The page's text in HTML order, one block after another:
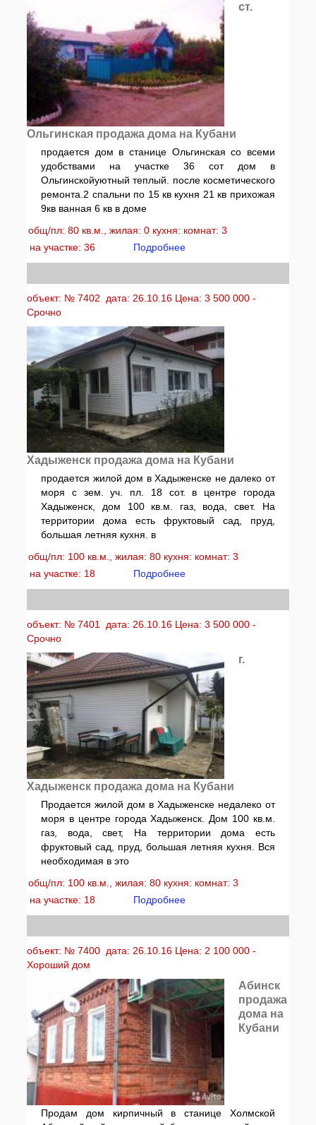
ст.
Ольгинская продажа дома на Кубани
продается дом в станице Ольгинская со всеми
удобствами на участке 36 сот дом в
Ольгинскойуютный теплый. после косметического
ремонта.2 спальни по 15 кв кухня 21 кв прихожая
9кв ванная 6 кв в доме
общ/пл: 80 кв.м., жилая: 0 кухня: комнат: 3
на участке: 36
Подробнее
объект: № 7402 дата: 26.10.16 Цена: 3 500 000 -
Срочно
Хадыженск продажа дома на Кубани
продается жилой дом в Хадыженске не далеко от
моря с зем. уч. пл. 18 сот. в центре города
Хадыженск, дом 100 кв.м. газ, вода, свет. На
территории дома есть фруктовый сад, пруд,
большая летняя кухня. в
общ/пл: 100 кв.м., жилая: 80 кухня: комнат: 3
на участке: 18
Подробнее
объект: № 7401 дата: 26.10.16 Цена: 3 500 000 -
Срочно
г.
Хадыженск продажа дома на Кубани
Продается жилой дом в Хадыженске недалеко от
моря в центре города Хадыженск. Дом 100 кв.м.
газ, вода, свет, На территории дома есть
фруктовый сад, пруд, большая летняя кухня. Вся
необходимая в это
общ/пл: 100 кв.м., жилая: 80 кухня: комнат: 3
на участке: 18
Подробнее
объект: № 7400 дата: 26.10.16 Цена: 2 100 000 -
Хороший дом
Абинск
продажа
дома на
Кубани
Продам дом кирпичный в станице Холмской